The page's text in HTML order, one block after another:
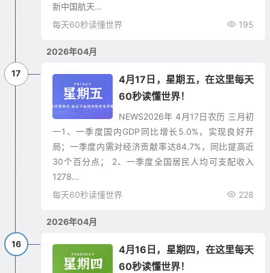
新中国航天...
每天60秒读懂世界 195
17
4月17日，星期五，在这里每天
60秒读懂世界！
NEWS​2026年 4月17日农历 三月初
一1、一季度国内GDP同比增长5.0%，实现良好开
局；一季度内需对经济贡献率达84.7%，同比提高近
30个百分点； 2、一季度全国居民人均可支配收入
1278...
2026年04月
每天60秒读懂世界 228
16
4月16日，星期四，在这里每天
60秒读懂世界！
2026年04月